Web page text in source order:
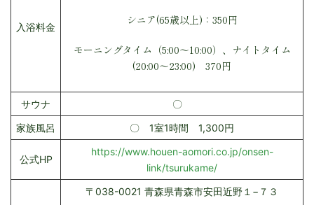
入浴料金
シニア(65歳以上)：350円
モーニングタイム（5:00～10:00）、ナイトタイム
(20:00～23:00) 370円
サウナ
〇
家族風呂
〇 1室1時間 1,300円
公式HP
https://www.houen-aomori.co.jp/onsen-
link/tsurukame/
〒038-0021 青森県青森市安田近野１−７３